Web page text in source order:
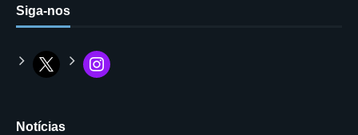
Siga-nos
Notícias